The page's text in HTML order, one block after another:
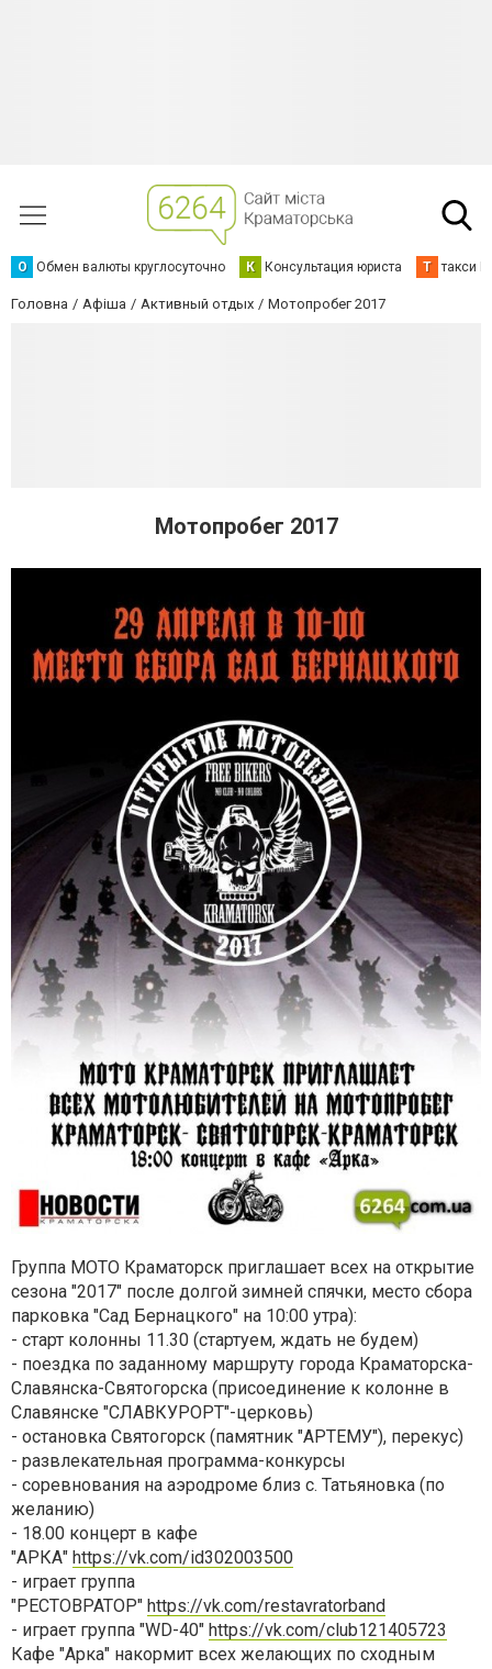
О Обмен валюты круглосуточно К Консультация юриста Т такси
Головна Афіша Активный отдых Мотопробег 2017
Мотопробег 2017
Группа МОТО Краматорск приглашает всех на открытие
сезона "2017" после долгой зимней спячки, место сбора
парковка "Сад Бернацкого" на 10:00 утра):
- старт колонны 11.30 (стартуем, ждать не будем)
- поездка по заданному маршруту города Краматорска-
Славянска-Святогорска (присоединение к колонне в
Славянске "СЛАВКУРОРТ"-церковь)
- остановка Святогорск (памятник "АРТЕМУ"), перекус)
- развлекательная программа-конкурсы
- соревнования на аэродроме близ с. Татьяновка (по
желанию)
- 18.00 концерт в кафе
"АРКА" https://vk.com/id302003500
- играет группа
"РЕСТОВРАТОР" https://vk.com/restavratorband
- играет группа "WD-40" https://vk.com/club121405723
Кафе "Арка" накормит всех желающих по сходным